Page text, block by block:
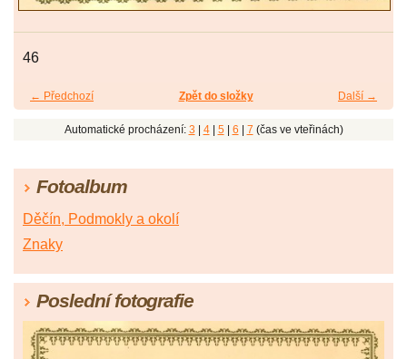
46
← Předchozí Další →
Zpět do složky
Automatické procházení: 3 | 4| 5| 6 | 7 (čas ve vteřinách)
Fotoalbum
Děčín, Podmokly a okolí
Znaky
Poslední fotografie